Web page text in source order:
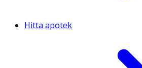
Hitta apotek